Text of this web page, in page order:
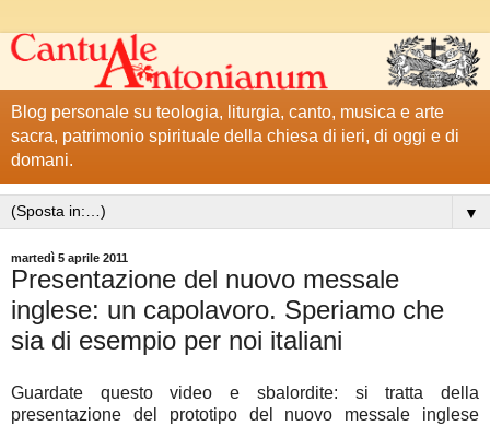
Blog personale su teologia, liturgia, canto, musica e arte
sacra, patrimonio spirituale della chiesa di ieri, di oggi e di
domani.
▼
martedì 5 aprile 2011
Presentazione del nuovo messale
inglese: un capolavoro. Speriamo che
sia di esempio per noi italiani
Guardate questo video e sbalordite: si tratta della
presentazione del prototipo del nuovo messale inglese